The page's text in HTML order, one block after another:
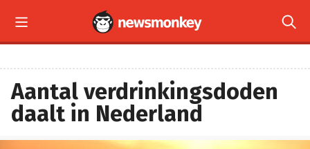
 
Aantal verdrinkingsdoden
daalt in Nederland